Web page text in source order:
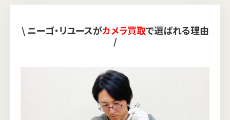
\ ニーゴ・リユースがカメラ買取で選ばれる理由
/